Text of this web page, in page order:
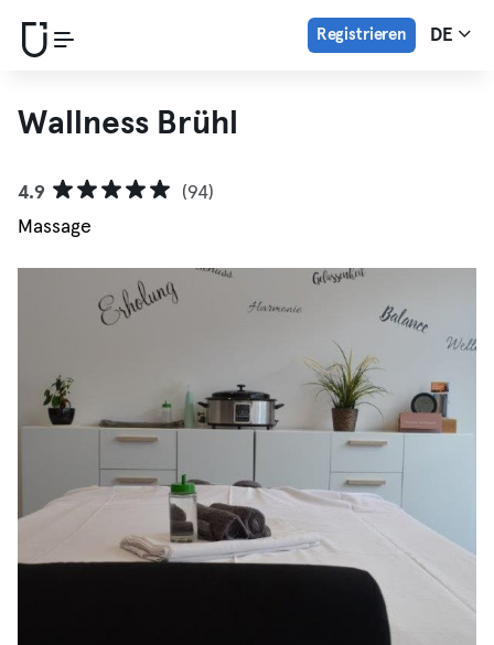
Registrieren DE
Wallness Brühl
4.9
(94)
Massage